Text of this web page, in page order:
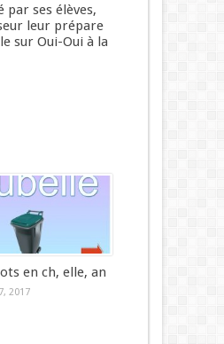
par ses élèves,
leur prépare
sur Oui-Oui à la
en ch, elle, an
2017